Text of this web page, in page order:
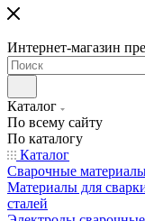
Интернет-магазин
Каталог
По всему сайту
По каталогу
Каталог
Сварочные
Материалы для
сталей